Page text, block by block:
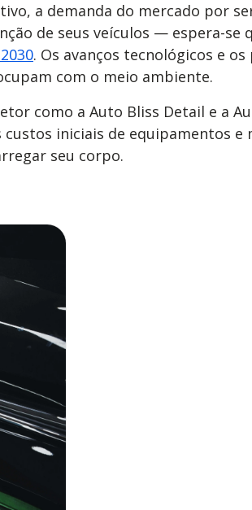
a demanda do mercado por
de seus veículos — espera-se
. Os avanços tecnológicos e
com o meio ambiente.
como a Auto Bliss Detail e a
iniciais de equipamentos
seu corpo.